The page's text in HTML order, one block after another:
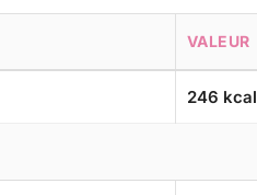
VALEUR
246 kcal